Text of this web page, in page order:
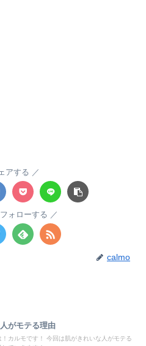
アする
ォローする
calmo
がモテる理由
！カルモです！ 今回は肌がきれいな人がモテる